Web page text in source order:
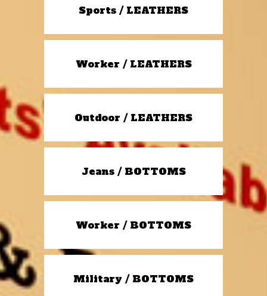
Sports / LEATHERS
Worker / LEATHERS
Outdoor / LEATHERS
Jeans / BOTTOMS
Worker / BOTTOMS
Military / BOTTOMS